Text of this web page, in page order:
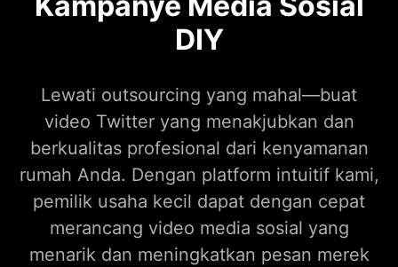
DIY
Lewati outsourcing yang mahal—buat
video Twitter yang menakjubkan dan
berkualitas profesional dari kenyamanan
rumah Anda. Dengan platform intuitif kami,
pemilik usaha kecil dapat dengan cepat
merancang video media sosial yang
menarik dan meningkatkan pesan merek